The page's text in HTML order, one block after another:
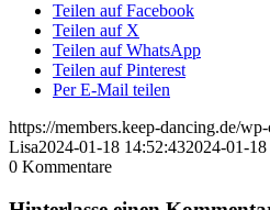
Teilen auf Facebook
Teilen auf X
Teilen auf WhatsApp
Teilen auf Pinterest
Per E-Mail teilen
https://members.keep-dancing.de/
Lisa2024-01-18 14:52:432024-01-
0 Kommentare